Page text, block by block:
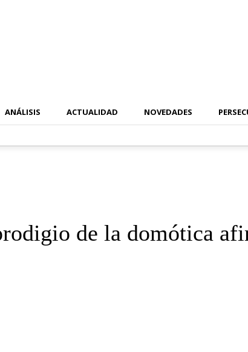
ANÁLISIS ACTUALIDAD NOVEDADES
de la domótica